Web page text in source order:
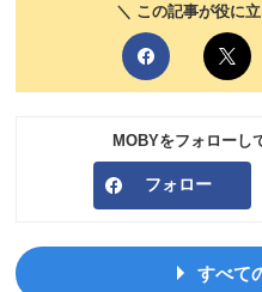
＼ この記事が役に
MOBYをフォローし
フォロー
すべて